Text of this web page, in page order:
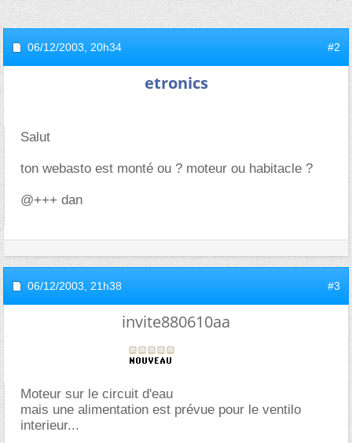
06/12/2003, 20h34 #2
etronics
Salut
ton webasto est monté ou ? moteur ou habitacle ?
@+++ dan
06/12/2003, 21h38 #3
invite880610aa
Moteur sur le circuit d'eau
mais une alimentation est prévue pour le ventilo
interieur...